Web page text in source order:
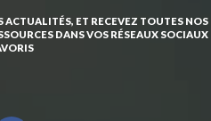
ACTUALITÉS, ET RECEVEZ TOUTES NOS
DANS VOS RÉSEAUX SOCIAUX